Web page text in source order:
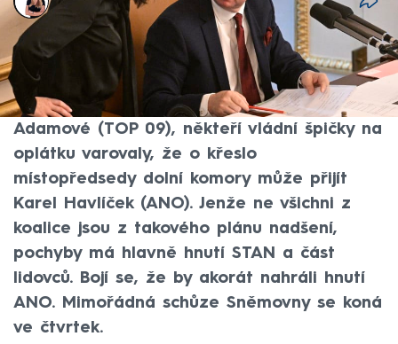
5. pro 2024, 05:11
Čtyřkoalice se chytla do vlastní pasti. Když
hnutí ANO přišlo s návrhem na odvolání
šéfky Sněmovny Markéty Pekarové
Adamové (TOP 09), někteří vládní špičky na
oplátku varovaly, že o křeslo
místopředsedy dolní komory může přijít
Karel Havlíček (ANO). Jenže ne všichni z
koalice jsou z takového plánu nadšení,
pochyby má hlavně hnutí STAN a část
lidovců. Bojí se, že by akorát nahráli hnutí
ANO. Mimořádná schůze Sněmovny se koná
ve čtvrtek.